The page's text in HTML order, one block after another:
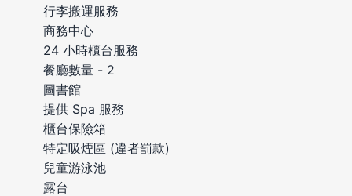
行李搬運服務
商務中心
24 小時櫃台服務
餐廳數量 - 2
圖書館
提供 Spa 服務
櫃台保險箱
特定吸煙區 (違者罰款)
兒童游泳池
露台